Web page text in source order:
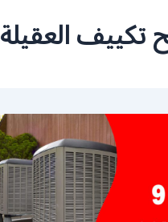
تكييف العقيلة